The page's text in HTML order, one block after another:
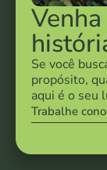
Se você
propósito,
aqui é o seu
Trabalhe